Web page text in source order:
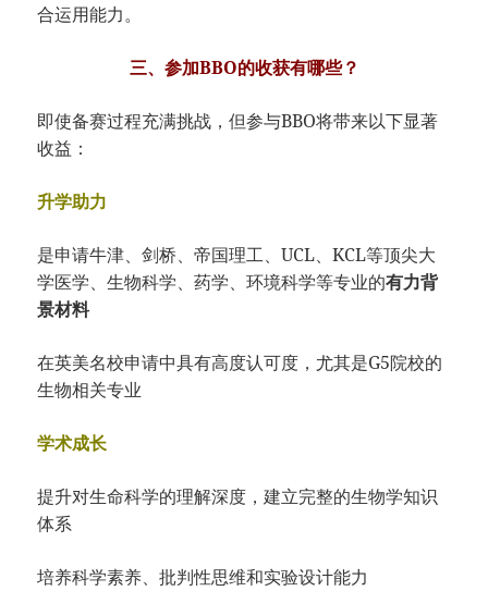
合运用能力。
三、参加BBO的收获有哪些？
即使备赛过程充满挑战，但参与BBO将带来以下显著
收益：
升学助力
是申请牛津、剑桥、帝国理工、UCL、KCL等顶尖大
学医学、生物科学、药学、环境科学等专业的有力背
景材料
在英美名校申请中具有高度认可度，尤其是G5院校的
生物相关专业
学术成长
提升对生命科学的理解深度，建立完整的生物学知识
体系
培养科学素养、批判性思维和实验设计能力